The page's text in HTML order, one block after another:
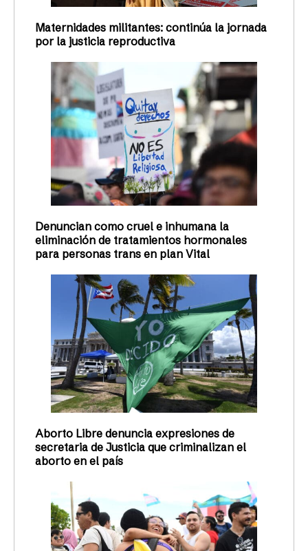
Maternidades militantes: continúa la jornada
por la justicia reproductiva
Denuncian como cruel e inhumana la
eliminación de tratamientos hormonales
para personas trans en plan Vital
Aborto Libre denuncia expresiones de
secretaria de Justicia que criminalizan el
aborto en el país